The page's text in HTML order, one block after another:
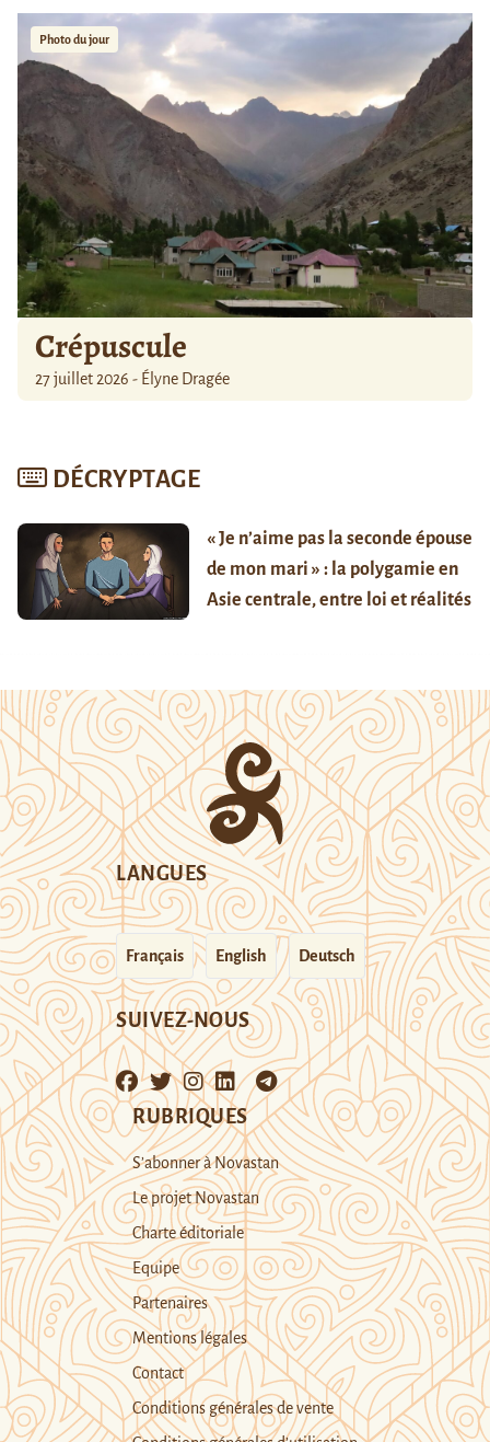
Photo du jour
Crépuscule
27 juillet 2026 - Élyne Dragée
DÉCRYPTAGE
« Je n’aime pas la seconde épouse
de mon mari » : la polygamie en
Asie centrale, entre loi et réalités
LANGUES
Français English Deutsch
SUIVEZ-NOUS
RUBRIQUES
S’abonner à Novastan
Le projet Novastan
Charte éditoriale
Equipe
Partenaires
Mentions légales
Contact
Conditions générales de vente